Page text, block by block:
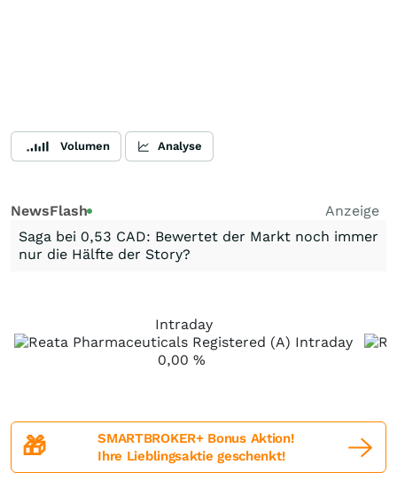
Volumen Analyse
NewsFlash
Anzeige
Saga bei 0,53 CAD: Bewertet der Markt noch immer
nur die Hälfte der Story?
Intraday
0,00 %
🎁
SMARTBROKER+ Bonus Aktion!
Ihre Lieblingsaktie geschenkt!